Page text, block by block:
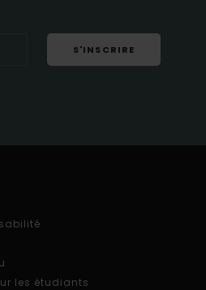
S'INSCRIRE
les étudiants